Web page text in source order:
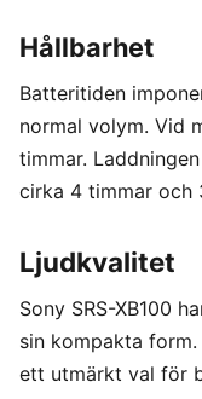
Hållbarhet
Batteritiden
normal volym. Vid
timmar.
cirka 4 timmar och
Ljudkvalitet
Sony SRS-XB100
sin kompakta
ett utmärkt val för